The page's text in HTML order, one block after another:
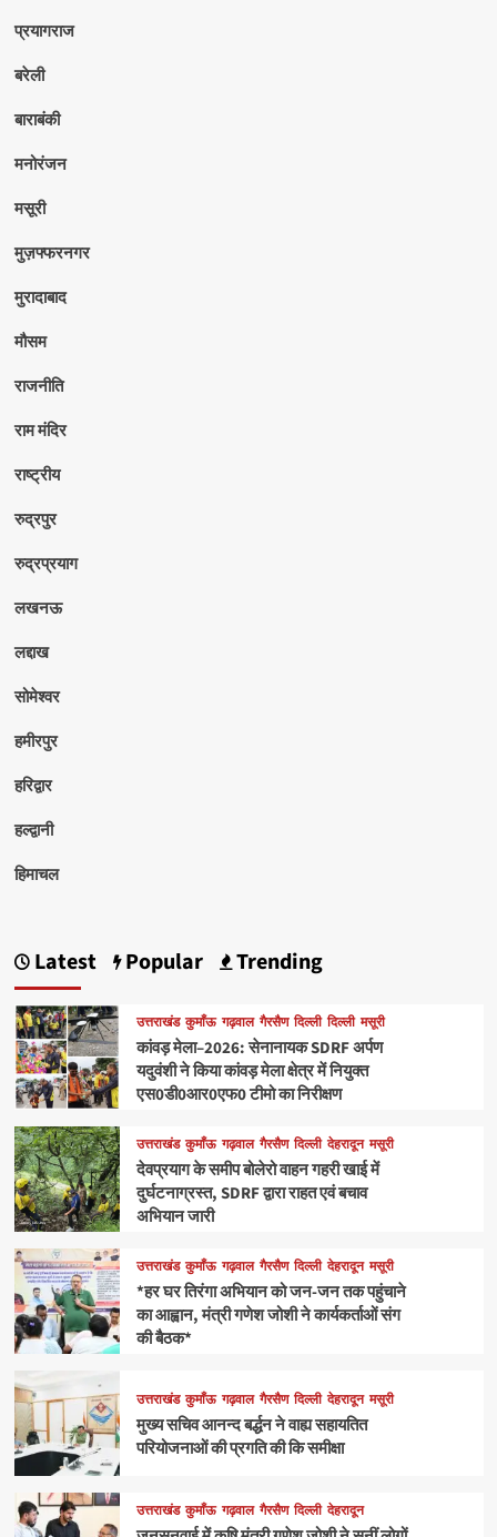
प्रयागराज
बरेली
बाराबंकी
मनोरंजन
मसूरी
मुज़फ्फरनगर
मुरादाबाद
मौसम
राजनीति
राम मंदिर
राष्ट्रीय
रुद्रपुर
रुद्रप्रयाग
लखनऊ
लद्दाख
सोमेश्वर
हमीरपुर
हरिद्वार
हल्द्वानी
हिमाचल
Latest Popular Trending
उत्तराखंड कुमाँऊ गढ़वाल गैरसैण दिल्ली दिल्ली मसूरी
कांवड़ मेला–2026: सेनानायक SDRF अर्पण
यदुवंशी ने किया कांवड़ मेला क्षेत्र में नियुक्त
एस0डी0आर0एफ0 टीमो का निरीक्षण
उत्तराखंड कुमाँऊ गढ़वाल गैरसैण दिल्ली देहरादून मसूरी
देवप्रयाग के समीप बोलेरो वाहन गहरी खाई में
दुर्घटनाग्रस्त, SDRF द्वारा राहत एवं बचाव
अभियान जारी
उत्तराखंड कुमाँऊ गढ़वाल गैरसैण दिल्ली देहरादून मसूरी
*हर घर तिरंगा अभियान को जन-जन तक पहुंचाने
का आह्वान, मंत्री गणेश जोशी ने कार्यकर्ताओं संग
की बैठक*
उत्तराखंड कुमाँऊ गढ़वाल गैरसैण दिल्ली देहरादून मसूरी
मुख्य सचिव आनन्द बर्द्धन ने वाह्य सहायतित
परियोजनाओं की प्रगति की कि समीक्षा
उत्तराखंड कुमाँऊ गढ़वाल गैरसैण दिल्ली देहरादून